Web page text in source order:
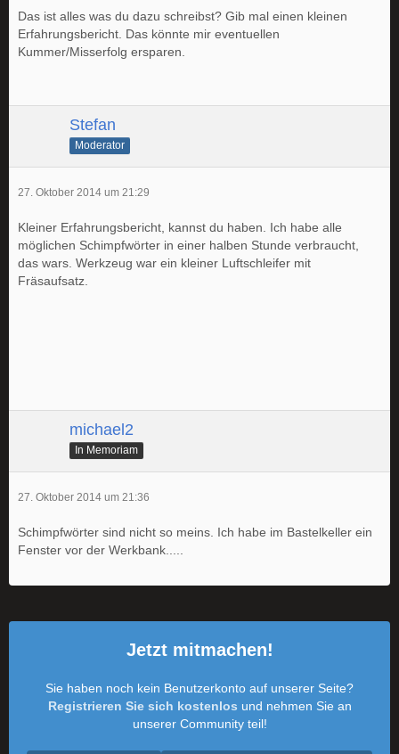
Das ist alles was du dazu schreibst? Gib mal einen kleinen
Erfahrungsbericht. Das könnte mir eventuellen
Kummer/Misserfolg ersparen.
Stefan
Moderator
27. Oktober 2014 um 21:29
Kleiner Erfahrungsbericht, kannst du haben. Ich habe alle
möglichen Schimpfwörter in einer halben Stunde verbraucht,
das wars. Werkzeug war ein kleiner Luftschleifer mit
Fräsaufsatz.
michael2
In Memoriam
27. Oktober 2014 um 21:36
Schimpfwörter sind nicht so meins. Ich habe im Bastelkeller ein
Fenster vor der Werkbank.....
Jetzt mitmachen!
Sie haben noch kein Benutzerkonto auf unserer Seite?
Registrieren Sie sich kostenlos und nehmen Sie an
unserer Community teil!